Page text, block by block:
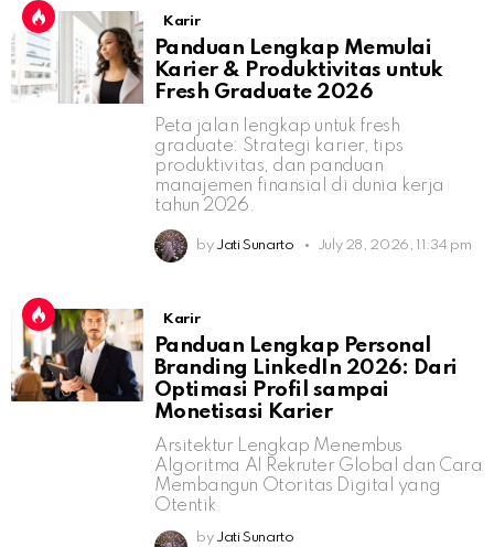
Karir
Panduan Lengkap Memulai
Karier & Produktivitas untuk
Fresh Graduate 2026
Peta jalan lengkap untuk fresh
graduate: Strategi karier, tips
produktivitas, dan panduan
manajemen finansial di dunia kerja
tahun 2026.
by Jati Sunarto July 28, 2026, 11:34 pm
Karir
Panduan Lengkap Personal
Branding LinkedIn 2026: Dari
Optimasi Profil sampai
Monetisasi Karier
Arsitektur Lengkap Menembus
Algoritma AI Rekruter Global dan Cara
Membangun Otoritas Digital yang
Otentik
by Jati Sunarto